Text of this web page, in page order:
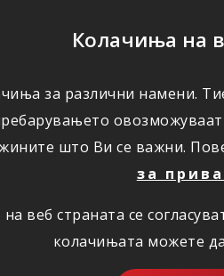
Колачиња на
за различни намени.
што Ви се важни.
за
веб страната се
колачињата можете
ПОВОЛНОСТИ